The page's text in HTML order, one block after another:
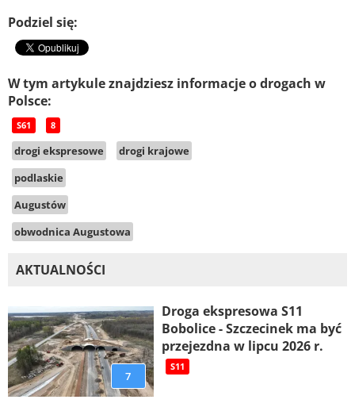
Podziel się:
W tym artykule znajdziesz informacje o drogach w
Polsce:
S61 8
drogi ekspresowe
drogi krajowe
podlaskie
Augustów
obwodnica Augustowa
AKTUALNOŚCI
7
Droga ekspresowa S11
Bobolice - Szczecinek ma być
przejezdna w lipcu 2026 r.
S11